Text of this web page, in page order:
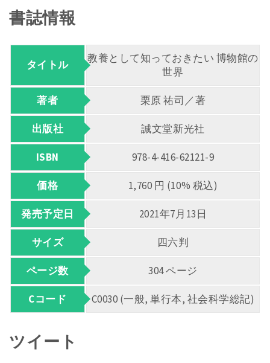
書誌情報
タイトル
教養として知っておきたい 博物館の
世界
著者 栗原 祐司／著
出版社 誠文堂新光社
ISBN 978-4-416-62121-9
価格 1,760 円 (10% 税込)
発売予定日 2021年7月13日
サイズ 四六判
ページ数 304 ページ
Cコード C0030 (一般, 単行本, 社会科学総記)
ツイート